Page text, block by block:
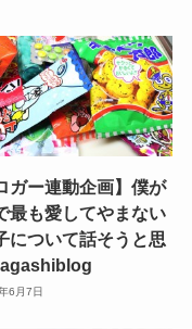
ガー連動企画】僕が
最も愛してやまない
について話そうと思
6月7日